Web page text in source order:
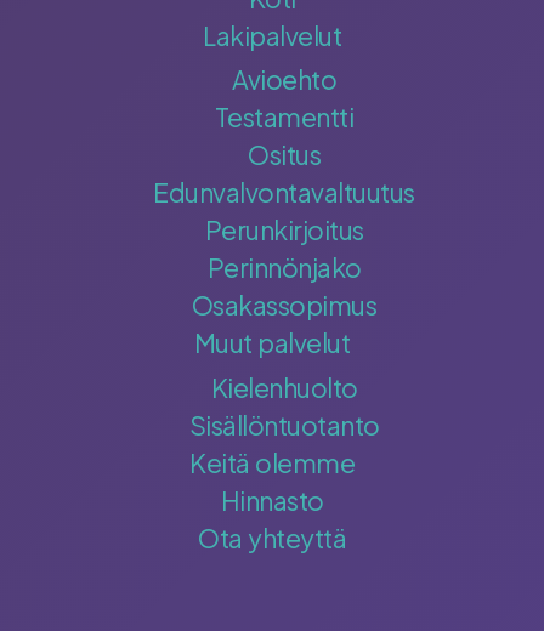
Lakipalvelut
Avioehto
Testamentti
Ositus
Edunvalvontavaltuutus
Perunkirjoitus
Perinnönjako
Osakassopimus
Muut palvelut
Kielenhuolto
Sisällöntuotanto
Keitä olemme
Hinnasto
Ota yhteyttä